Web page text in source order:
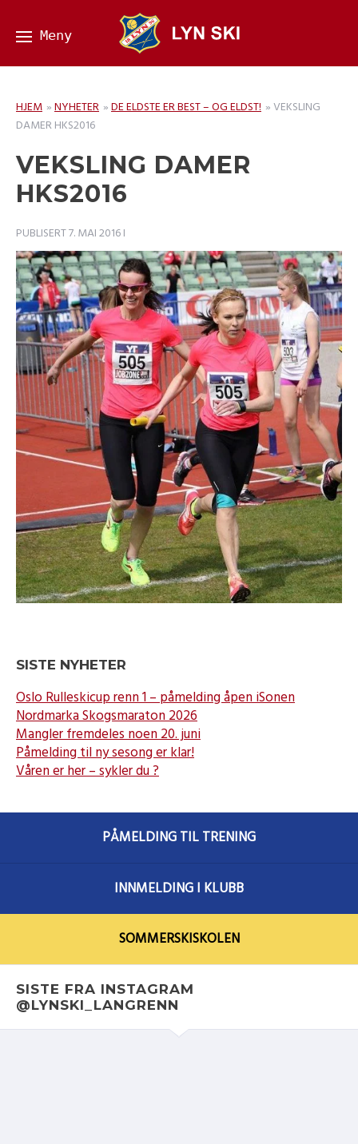
HJEM »NYHETER »DE ELDSTE ER BEST – OG ELDST! »VEKSLING
DAMER HKS2016
VEKSLING DAMER
HKS2016
PUBLISERT7. MAI 2016I
SISTE NYHETER
Oslo Rulleskicup renn 1 – påmelding åpen iSonen
Nordmarka Skogsmaraton 2026
Mangler fremdeles noen 20. juni
Påmelding til ny sesong er klar!
Våren er her – sykler du ?
PÅMELDING TIL TRENING
INNMELDING I KLUBB
SOMMERSKISKOLEN
SISTE FRA INSTAGRAM
@LYNSKI_LANGRENN